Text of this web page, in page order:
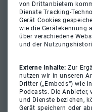
von Drittanbietern
Dienste Tracking-
Gerät Cookies
wie die Gerätekennung
über verschiedene
und der
Externe Inhalte:Zur
nutzen wir in unseren
Dritter („Embeds“) wie
Podcasts. Die Anbieter,
und Dienste beziehen,
Gerät speichern oder